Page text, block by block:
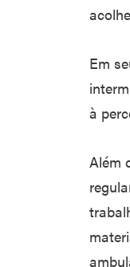
Em
à
Além